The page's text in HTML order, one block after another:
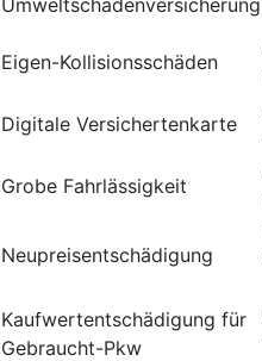
Eigen-Kollisionsschäden
Digitale Versichertenkarte
Grobe Fahrlässigkeit
Neupreisentschädigung
Kauf­wert­entschädi­gung für
Gebraucht-Pkw